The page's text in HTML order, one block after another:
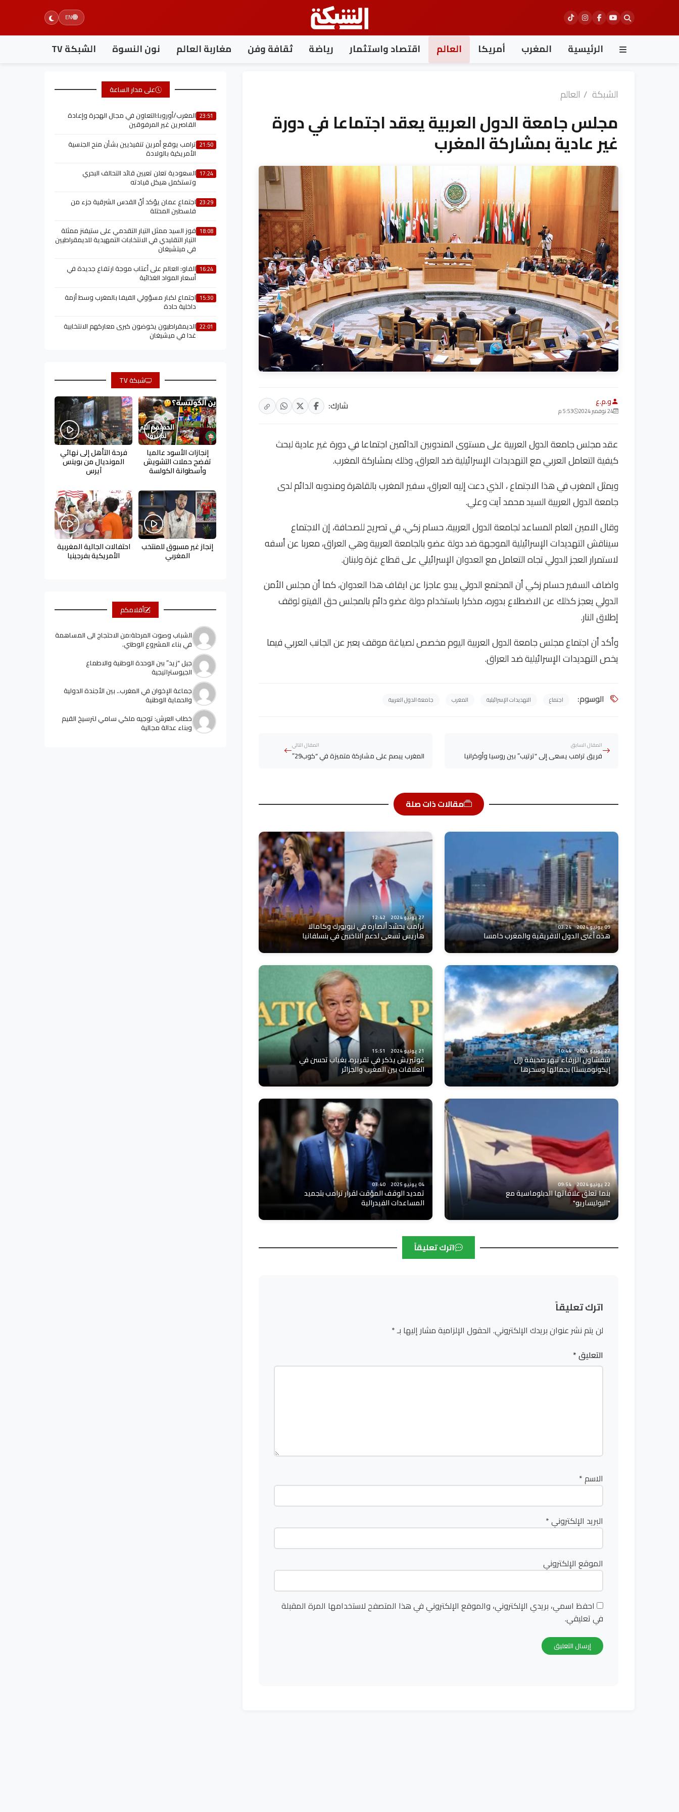
EN
الرئيسية المغرب أمريكا العالم اقتصاد واستثمار رياضة ثقافة وفن مغاربة العالم نون النسوة الشبكة TV
الشبكة / العالم
مجلس جامعة الدول العربية يعقد اجتماعا في دورة
غير عادية بمشاركة المغرب
و.م.ع
24 نوفمبر 2024 5:53 م شارك:
عقد مجلس جامعة الدول العربية على مستوى المندوبين الدائمين اجتماعا في دورة غير عادية لبحث
كيفية التعامل العربي مع التهديدات الإسرائيلية ضد العراق، وذلك بمشاركة المغرب.
ويمثل المغرب في هذا الاجتماع ، الذي دعت إليه العراق، سفير المغرب بالقاهرة ومندوبه الدائم لدى
جامعة الدول العربية السيد محمد آيت وعلي.
وقال الامين العام المساعد لجامعة الدول العربية، حسام زكي، في تصريح للصحافة، إن الاجتماع
سيناقش التهديدات الإسرائيلية الموجهة ضد دولة عضو بالجامعة العربية وهي العراق، معربا عن أسفه
لاستمرار العجز الدولي تجاه التعامل مع العدوان الإسرائيلي على قطاع غزة ولبنان.
واضاف السفير حسام زكي أن المجتمع الدولي يبدو عاجزا عن ايقاف هذا العدوان، كما أن مجلس الأمن
الدولي يعجز كذلك عن الاضطلاع بدوره، مذكرا باستخدام دولة عضو دائم بالمجلس حق الفيتو لوقف
إطلاق النار.
وأكد أن اجتماع مجلس جامعة الدول العربية اليوم مخصص لصياغة موقف يعبر عن الجانب العربي فيما
يخص التهديدات الإسرائيلية ضد العراق.
الوسوم: اجتماع التهديدات الإسرائيلية المغرب جامعة الدول العربية
المقال السابق
فريق ترامب يسعى إلى “ترتيب” بين روسيا وأوكرانيا
المقال التالي
المغرب يبصم على مشاركة متميزة في “كوب29”
مقالات ذات صلة
09 يونيو 2024 03:24
هذه أغنى الدول الافريقية والمغرب خامسا
27 يونيو 2024 12:42
ترامب يحشد أنصاره في نيويورك وكامالا
هاريس تسعى لدعم الناخبين في بنسلفانيا
27 يونيو 2024 10:44
شفشاون الزرقاء تبهر صحيفة (إل
إيكونوميستا) بجمالها وسحرها
21 يونيو 2024 15:51
غوتيريش يذكر في تقريره، بغياب تحسن في
العلاقات بين المغرب والجزائر
22 يونيو 2024 09:54
بنما تعلق علاقاتها الدبلوماسية مع
"البوليساريو"
04 يونيو 2025 03:40
تمديد الوقف المؤقت لقرار ترامب بتجميد
المساعدات الفيدرالية
اترك تعليقاً
اترك تعليقاً
لن يتم نشر عنوان بريدك الإلكتروني. الحقول الإلزامية مشار إليها بـ*
التعليق*
الاسم*
البريد الإلكتروني*
الموقع الإلكتروني
احفظ اسمي، بريدي الإلكتروني، والموقع الإلكتروني في هذا المتصفح لاستخدامها المرة المقبلة
في تعليقي.
على مدار الساعة
23:51 المغرب/أوروبا:التعاون في مجال الهجرة وإعادة
القاصرين غير المرفوقين
21:50 ترامب يوقع أمرين تنفيذيين بشأن منح الجنسية
الأمريكية بالولادة
17:24 السعودية تعلن تعيين قائد التحالف البحري
وتستكمل هيكل قيادته
23:29 اجتماع عمان يؤكد أنّ القدس الشرقية جزء من
فلسطين المحتلة
18:08 فوز السيد ممثل التيار التقدمي على ستيفنز ممثلة
التيار التقليدي في الانتخابات التمهيدية للديمقراطيين
في ميتشيغان
16:24 الفاو: العالم على أعتاب موجة ارتفاع جديدة في
أسعار المواد الغذائية
15:30 اجتماع لكبار مسؤولي الفيفا بالمغرب وسط أزمة
داخلية حادة
22:01 الديمقراطيون يخوضون كبرى معاركهم الانتخابية
غدا في ميشيغان
شبكة TV
إنجازات الأسود عالميا
تفضح حملات التشويش
وأسطوانة الكولسة
فرحة التأهل إلى نهائي
المونديال من بوينس
آيرس
إنجاز غير مسبوق للمنتخب
المغربي
احتفالات الجالية المغربية
الأمريكية بفرجينيا
أقلامكم
الشباب وصوت المرحلة:من الاحتجاج الى المساهمة
في بناء المشروع الوطني.
جيل “زيد” ببن الوحدة الوطنية والاطماع
الجيوستراتيجية
جماعة الإخوان في المغرب.. بين الأجندة الدولية
والحماية الوطنية
خطاب العرش: توجيه ملكي سامي لترسيخ القيم
وبناء عدالة مجالية